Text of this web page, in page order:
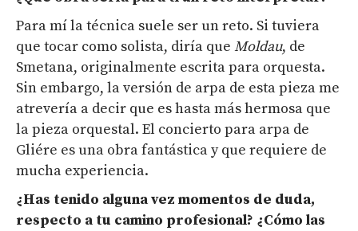
Para mí la técnica suele ser un reto. Si tuviera
que tocar como solista, diría que Moldau, de
Smetana, originalmente escrita para orquesta.
Sin embargo, la versión de arpa de esta pieza me
atrevería a decir que es hasta más hermosa que
la pieza orquestal. El concierto para arpa de
Gliére es una obra fantástica y que requiere de
mucha experiencia.
¿Has tenido alguna vez momentos de duda,
respecto a tu camino profesional? ¿Cómo las